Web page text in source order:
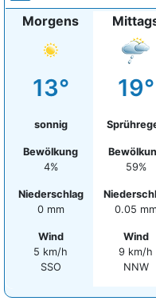
Morgens
13°
sonnig
Bewölkung
4%
Niederschlag
0 mm
Wind
5 km/h
SSO
19°
59%
0.05
Wind
9 km/h
NNW